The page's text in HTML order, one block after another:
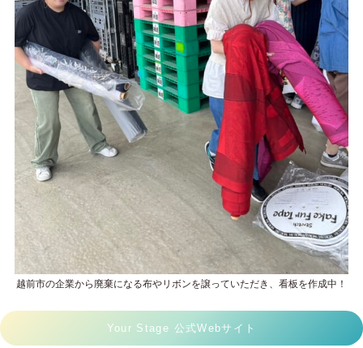
越前市の企業から廃棄になる布やリボンを譲っていただき、看板を作成中！
Your Stage 公式Webサイト